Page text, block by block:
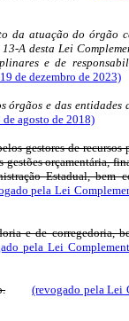
da atuação do órgão
A desta Lei
e de
de dezembro de 2023)
e das entidades
agosto de 2018)
gestores de
orçamentária,
Estadual, bem
pela Lei
e de corregedoria,
pela Lei
(revogado pela Lei